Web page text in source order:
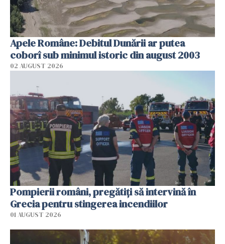
Apele Române: Debitul Dunării ar putea
coborî sub minimul istoric din august 2003
02 AUGUST 2026
Pompierii români, pregătiţi să intervină în
Grecia pentru stingerea incendiilor
01 AUGUST 2026